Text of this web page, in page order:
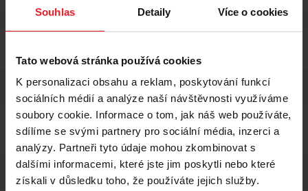
Souhlas Detaily Více o cookies
Tato webová stránka používá cookies
K personalizaci obsahu a reklam, poskytování funkcí
sociálních médií a analýze naší návštěvnosti využíváme
soubory cookie. Informace o tom, jak náš web používáte,
sdílíme se svými partnery pro sociální média, inzerci a
analýzy. Partneři tyto údaje mohou zkombinovat s
dalšími informacemi, které jste jim poskytli nebo které
získali v důsledku toho, že používáte jejich služby.
Odstranění zápachu
Kočka
Hmotnost
1,5 kg
Charakteristiky
Bez zápachu, hrudkující, antibakteriální, bezprašný,
šetrný k tlapkám koček
Kategorie
Pro kočky